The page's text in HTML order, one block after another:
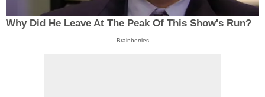
Why Did He Leave At The Peak Of This Show's Run?
Brainberries